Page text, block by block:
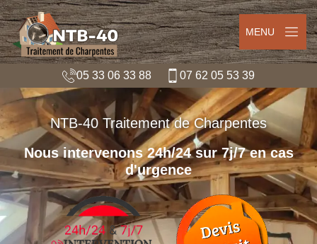
MENU
05 33 06 33 88 07 62 05 53 39
NTB-40 Traitement de Charpentes
Nous intervenons 24h/24 sur 7j/7 en cas
d'urgence